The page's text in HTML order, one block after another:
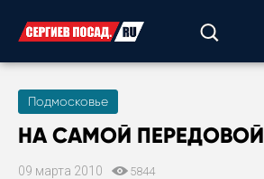
Подмосковье
НА САМОЙ ПЕРЕДОВОЙ
09 марта 2010 5844